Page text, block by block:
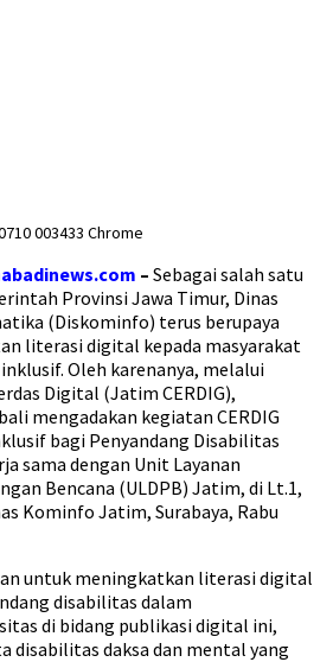
– Sebagai salah satu
Provinsi Jawa Timur, Dinas
(Diskominfo) terus berupaya
literasi digital kepada masyarakat
Oleh karenanya, melalui
Digital (Jatim CERDIG),
mengadakan kegiatan CERDIG
bagi Penyandang Disabilitas
sama dengan Unit Layanan
Bencana (ULDPB) Jatim, di Lt.1,
Kominfo Jatim, Surabaya, Rabu
untuk meningkatkan literasi digital
disabilitas dalam
di bidang publikasi digital ini,
disabilitas daksa dan mental yang